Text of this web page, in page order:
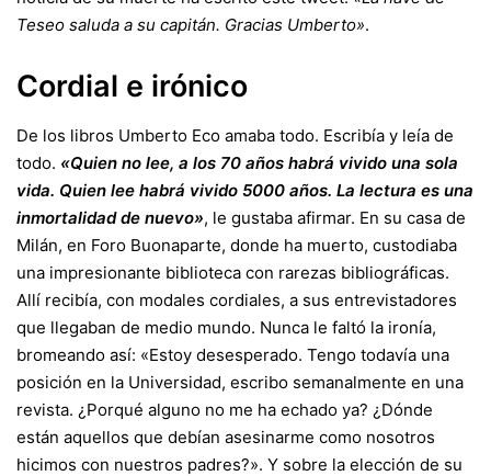
Teseo saluda a su capitán. Gracias Umberto».
Cordial e irónico
De los libros Umberto Eco amaba todo. Escribía y leía de
todo. «Quien no lee, a los 70 años habrá vivido una sola
vida. Quien lee habrá vivido 5000 años. La lectura es una
inmortalidad de nuevo», le gustaba afirmar. En su casa de
Milán, en Foro Buonaparte, donde ha muerto, custodiaba
una impresionante biblioteca con rarezas bibliográficas.
Allí recibía, con modales cordiales, a sus entrevistadores
que llegaban de medio mundo. Nunca le faltó la ironía,
bromeando así: «Estoy desesperado. Tengo todavía una
posición en la Universidad, escribo semanalmente en una
revista. ¿Porqué alguno no me ha echado ya? ¿Dónde
están aquellos que debían asesinarme como nosotros
hicimos con nuestros padres?». Y sobre la elección de su